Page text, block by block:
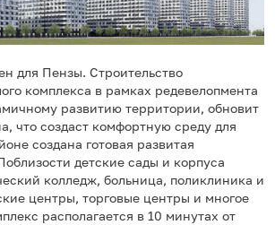
для Пензы. Строительство
комплекса в рамках редевелопмента
развитию территории, обновит
что создаст комфортную среду для
создана готовая развитая
детские сады и корпуса
колледж, больница, поликлиника и
центры, торговые центры и многое
располагается в 10 минутах от